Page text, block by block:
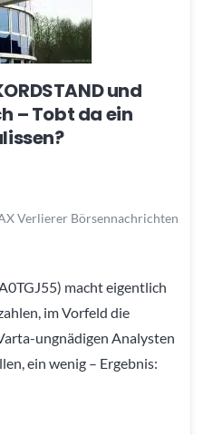
und
– Tobt da ein
Verlierer Börsennachrichten
macht eigentlich
im Vorfeld die
ungnädigen Analysten
ein wenig – Ergebnis: